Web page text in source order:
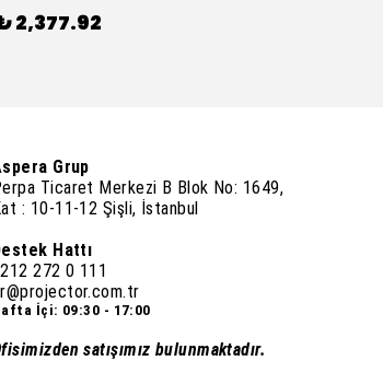
2,377.92
Grup
Ticaret Merkezi B Blok No: 1649,
: 10-11-12 Şişli, İstanbul
Hattı
272 0 111
İçi: 09:30 - 17:00
satışımız bulunmaktadır.